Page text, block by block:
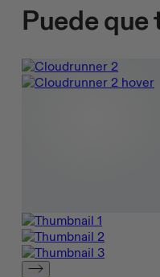
Puede que